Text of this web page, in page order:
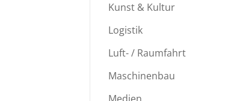
Kunst & Kultur
Logistik
Luft- / Raumfahrt
Maschinenbau